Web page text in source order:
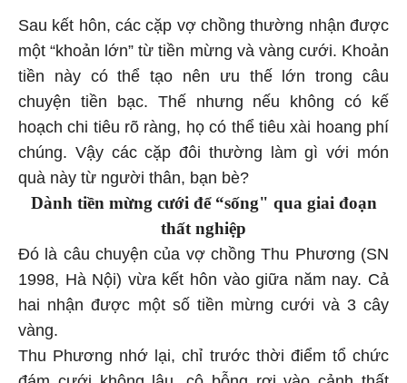
Sau kết hôn, các cặp vợ chồng thường nhận được
một “khoản lớn” từ tiền mừng và vàng cưới. Khoản
tiền này có thể tạo nên ưu thế lớn trong câu
chuyện tiền bạc. Thế nhưng nếu không có kế
hoạch chi tiêu rõ ràng, họ có thể tiêu xài hoang phí
chúng. Vậy các cặp đôi thường làm gì với món
quà này từ người thân, bạn bè?
Dành tiền mừng cưới để “sống" qua giai đoạn
thất nghiệp
Đó là câu chuyện của vợ chồng Thu Phương (SN
1998, Hà Nội) vừa kết hôn vào giữa năm nay. Cả
hai nhận được một số tiền mừng cưới và 3 cây
vàng.
Thu Phương nhớ lại, chỉ trước thời điểm tổ chức
đám cưới không lâu, cô bỗng rơi vào cảnh thất